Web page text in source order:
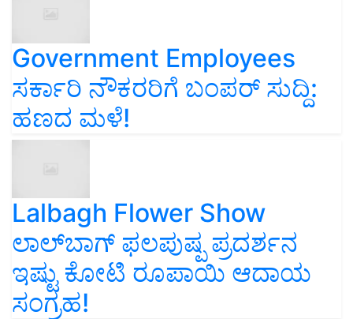
Government Employees
ಸರ್ಕಾರಿ ನೌಕರರಿಗೆ ಬಂಪರ್‌ ಸುದ್ದಿ:
ಹಣದ ಮಳೆ!
Lalbagh Flower Show
ಲಾಲ್‌ಬಾಗ್ ಫಲಪುಷ್ಪ ಪ್ರದರ್ಶನ
ಇಷ್ಟು ಕೋಟಿ ರೂಪಾಯಿ ಆದಾಯ
ಸಂಗ್ರಹ!